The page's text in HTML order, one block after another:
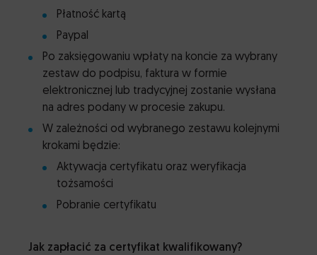
Płatność kartą
Paypal
Po zaksięgowaniu wpłaty na koncie za wybrany
zestaw do podpisu, faktura w formie
elektronicznej lub tradycyjnej zostanie wysłana
na adres podany w procesie zakupu.
W zależności od wybranego zestawu kolejnymi
krokami będzie:
Aktywacja certyfikatu oraz weryfikacja
tożsamości
Pobranie certyfikatu
Jak zapłacić za certyfikat kwalifikowany?